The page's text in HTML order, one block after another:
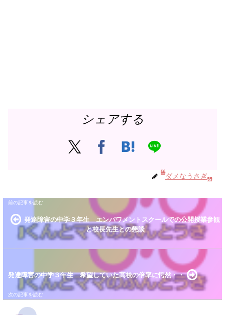
シェアする
ダメなうさぎ
発達障害の中学３年生 エンパワメントスクールでの公開授業参観
と校長先生との懇談
発達障害の中学３年生 希望していた高校の倍率に愕然・・